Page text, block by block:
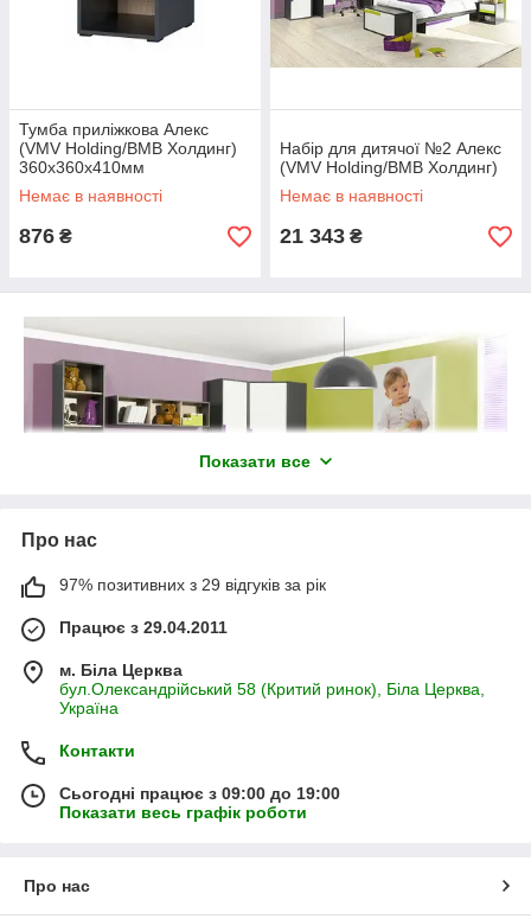
Тумба приліжкова Алекс
(VMV Holding/ВМВ Холдинг)
360х360х410мм
Немає в наявності
876 ₴
Набір для дитячої №2 Алекс
(VMV Holding/ВМВ Холдинг)
Немає в наявності
21 343 ₴
Показати все
Про нас
97% позитивних з 29 відгуків за рік
Працює з 29.04.2011
м. Біла Церква
бул.Олександрійський 58 (Критий ринок), Біла Церква,
Україна
Контакти
Сьогодні працює з 09:00 до 19:00
Показати весь графік роботи
Про нас